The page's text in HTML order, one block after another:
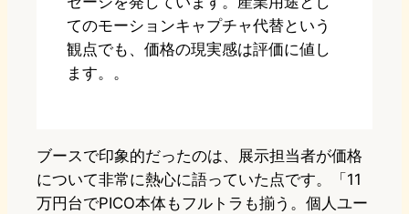
てのモーションキャプチャ代替という
観点でも、価格の現実感は評価に値し
ます。。
ブースで印象的だったのは、展示担当者が価格
について非常に熱心に語っていた点です。「11
万円台でPICO本体もフルトラも揃う。個人ユー